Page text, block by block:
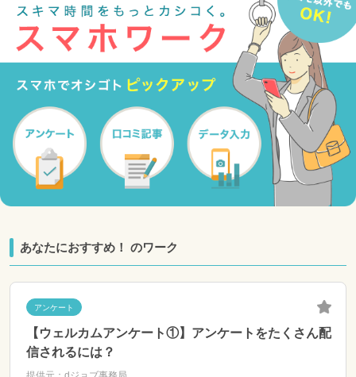
あなたにおすすめ！ のワーク
アンケート
【ウェルカムアンケート①】アンケートをたくさん配
信されるには？